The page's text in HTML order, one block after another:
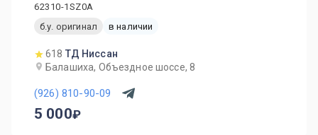
62310-1SZ0A
б.у. оригинал
в наличии
618 ТД Ниссан
Балашиха, Объездное шоссе, 8
(926) 810-90-09
5 000